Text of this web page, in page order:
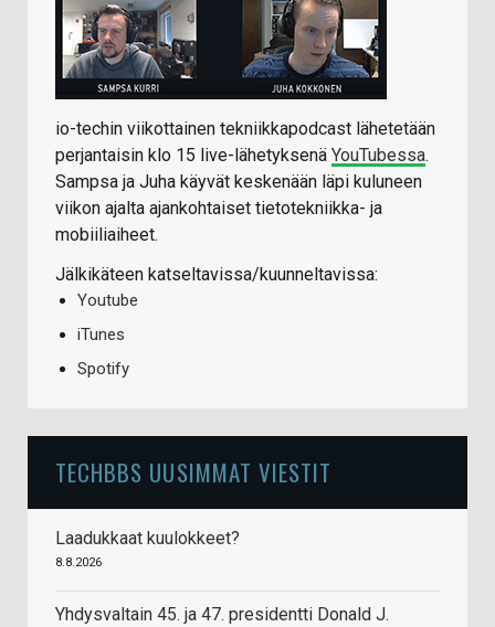
io-techin viikottainen tekniikkapodcast lähetetään
perjantaisin klo 15 live-lähetyksenä YouTubessa.
Sampsa ja Juha käyvät keskenään läpi kuluneen
viikon ajalta ajankohtaiset tietotekniikka- ja
mobiiliaiheet.
Jälkikäteen katseltavissa/kuunneltavissa:
Youtube
iTunes
Spotify
TECHBBS UUSIMMAT VIESTIT
Laadukkaat kuulokkeet?
8.8.2026
Yhdysvaltain 45. ja 47. presidentti Donald J.